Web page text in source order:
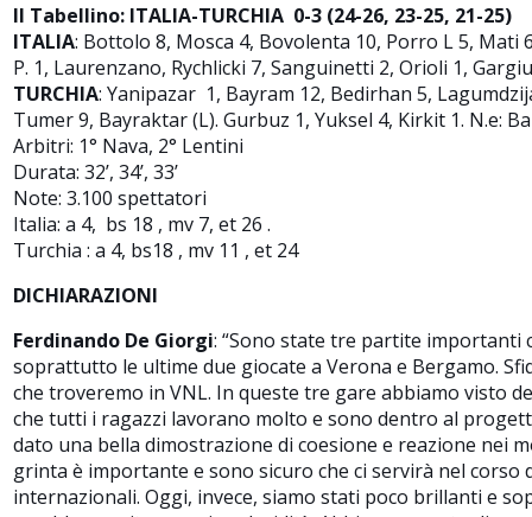
Il Tabellino: ITALIA-TURCHIA 0-3 (24-26, 23-25, 21-25)
ITALIA: Bottolo 8, Mosca 4, Bovolenta 10, Porro L 5, Mati
P. 1, Laurenzano, Rychlicki 7, Sanguinetti 2, Orioli 1,
TURCHIA: Yanipazar 1, Bayram 12, Bedirhan 5,
Tumer 9, Bayraktar (L). Gurbuz 1, Yuksel 4, Kirkit 1. N.e:
Arbitri: 1° Nava, 2° Lentini
Durata: 32’, 34’, 33’
Note: 3.100 spettatori
Italia: a 4, bs 18 , mv 7, et 26 .
Turchia : a 4, bs18 , mv 11 , et 24
DICHIARAZIONI
Ferdinando De Giorgi: “Sono state tre partite importanti
soprattutto le ultime due giocate a Verona e Bergamo.
che troveremo in VNL. In queste tre gare abbiamo visto
che tutti i ragazzi lavorano molto e sono dentro al
dato una bella dimostrazione di coesione e reazione nei
grinta è importante e sono sicuro che ci servirà nel corso
internazionali. Oggi, invece, siamo stati poco brillanti e